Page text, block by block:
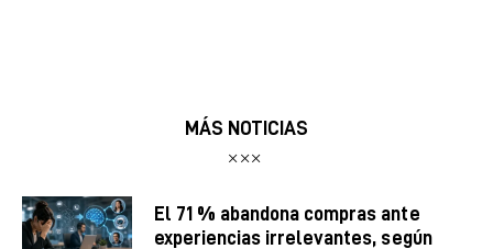
MÁS NOTICIAS
El 71 % abandona compras ante
experiencias irrelevantes, según